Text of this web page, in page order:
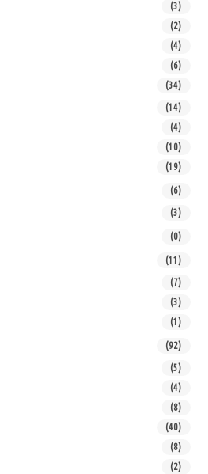
(3)
(2)
(4)
(6)
(34)
(14)
(4)
(10)
(19)
(6)
(3)
(0)
(11)
(7)
(3)
(1)
(92)
(5)
(4)
(8)
(40)
(8)
(2)